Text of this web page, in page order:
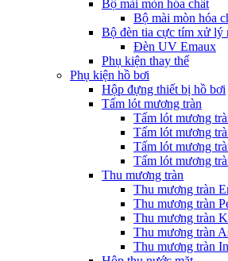
Bộ mài mòn hóa chất
Bộ mài mòn hóa
Bộ đèn tia cực tím xử lý
Đèn UV Emaux
Phụ kiện thay thế
Phụ kiện hồ bơi
Hộp đựng thiết bị hồ bơi
Tấm lót mương tràn
Tấm lót mương
Tấm lót mương
Tấm lót mương
Tấm lót mương
Thu mương tràn
Thu mương tràn
Thu mương tràn
Thu mương tràn
Thu mương tràn
Thu mương tràn